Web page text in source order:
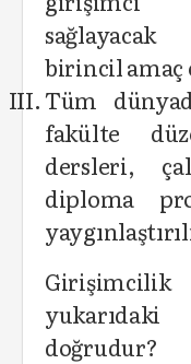
birincil amaç
Tüm
fakülte
dersleri,
diploma
doğrudur?